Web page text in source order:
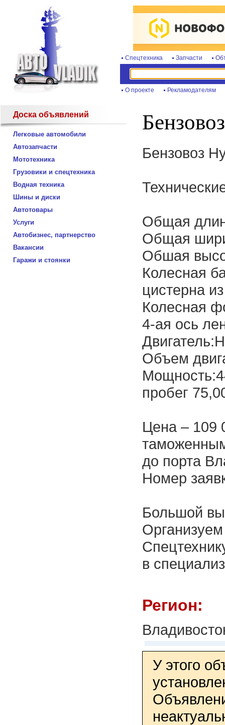
Спецтехника Запчасти
О проекте Рекламодателям
Доска объявлений
Легковые автомобили
Автозапчасти
Мототехника
Грузовики и спецтехника
Водная техника
Шины и диски
Автотовары
Услуги
Автобизнес, партнерство
Вакансии
Гаражи и стоянки
Бензовоз
Общая
Общая
Обшая
Колесная
цистерна
Колесная
4-ая ось
Объем
пробег
Цена – 109
до порта
Номер
Большой
в
Регион:
У этого